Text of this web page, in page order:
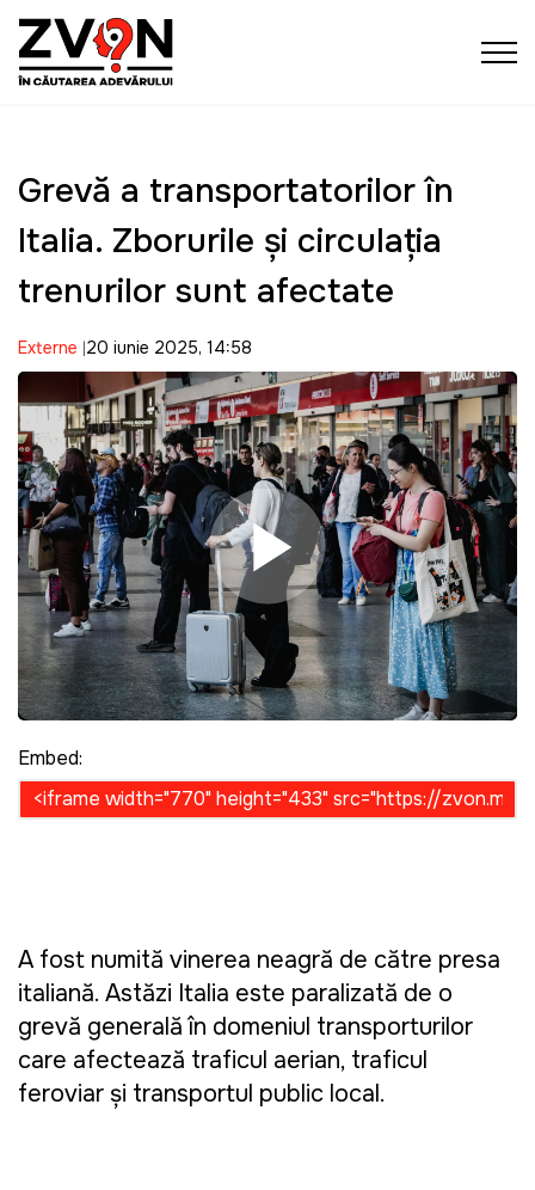
Grevă a transportatorilor în
Italia. Zborurile și circulația
trenurilor sunt afectate
Externe 20 iunie 2025, 14:58
Play Video
Embed:
A fost numită vinerea neagră de către presa
italiană. Astăzi Italia este paralizată de o
grevă generală în domeniul transporturilor
care afectează traficul aerian, traficul
feroviar şi transportul public local.